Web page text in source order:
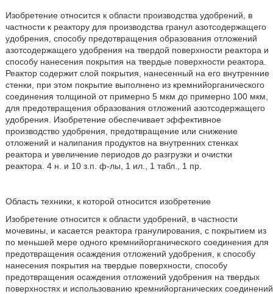
Изобретение относится к области производства удобрений, в
частности к реактору для производства гранул азотсодержащего
удобрения, способу предотвращения образования отложений
азотсодержащего удобрения на твердой поверхности реактора и
способу нанесения покрытия на твердые поверхности реактора.
Реактор содержит слой покрытия, нанесенный на его внутренние
стенки, при этом покрытие выполнено из кремнийорганического
соединения толщиной от примерно 5 мкм до примерно 100 мкм,
для предотвращения образования отложений азотсодержащего
удобрения. Изобретение обеспечивает эффективное
производство удобрения, предотвращение или снижение
отложений и налипания продуктов на внутренних стенках
реактора и увеличение периодов до разгрузки и очистки
реактора. 4 н. и 10 з.п. ф-лы, 1 ил., 1 табл., 1 пр.
Область техники, к которой относится изобретение
Изобретение относится к области удобрений, в частности
мочевины, и касается реактора гранулирования, с покрытием из
по меньшей мере одного кремнийорганического соединения для
предотвращения осаждения отложений удобрения, к способу
нанесения покрытия на твердые поверхности, способу
предотвращения осаждения отложений удобрения на твердых
поверхностях и использованию кремнийорганических соединений